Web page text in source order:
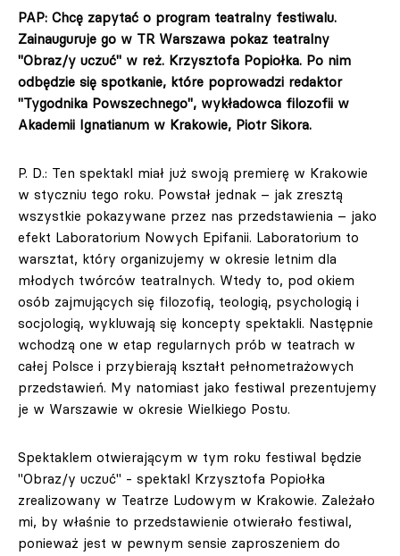
PAP: Chcę zapytać o program teatralny festiwalu.
Zainauguruje go w TR Warszawa pokaz teatralny
"Obraz/y uczuć" w reż. Krzysztofa Popiołka. Po nim
odbędzie się spotkanie, które poprowadzi redaktor
"Tygodnika Powszechnego", wykładowca filozofii w
Akademii Ignatianum w Krakowie, Piotr Sikora.
P. D.: Ten spektakl miał już swoją premierę w Krakowie
w styczniu tego roku. Powstał jednak – jak zresztą
wszystkie pokazywane przez nas przedstawienia – jako
efekt Laboratorium Nowych Epifanii. Laboratorium to
warsztat, który organizujemy w okresie letnim dla
młodych twórców teatralnych. Wtedy to, pod okiem
osób zajmujących się filozofią, teologią, psychologią i
socjologią, wykluwają się koncepty spektakli. Następnie
wchodzą one w etap regularnych prób w teatrach w
całej Polsce i przybierają kształt pełnometrażowych
przedstawień. My natomiast jako festiwal prezentujemy
je w Warszawie w okresie Wielkiego Postu.
Spektaklem otwierającym w tym roku festiwal będzie
"Obraz/y uczuć" - spektakl Krzysztofa Popiołka
zrealizowany w Teatrze Ludowym w Krakowie. Zależało
mi, by właśnie to przedstawienie otwierało festiwal,
ponieważ jest w pewnym sensie zaproszeniem do